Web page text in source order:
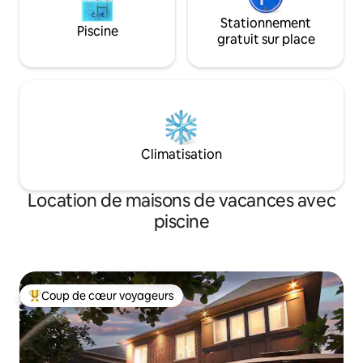
Piscine
Stationnement
gratuit sur place
Climatisation
Location de maisons de vacances avec
piscine
Coups de cœur voyageurs les plus appréciés
Coup de cœur voyageurs